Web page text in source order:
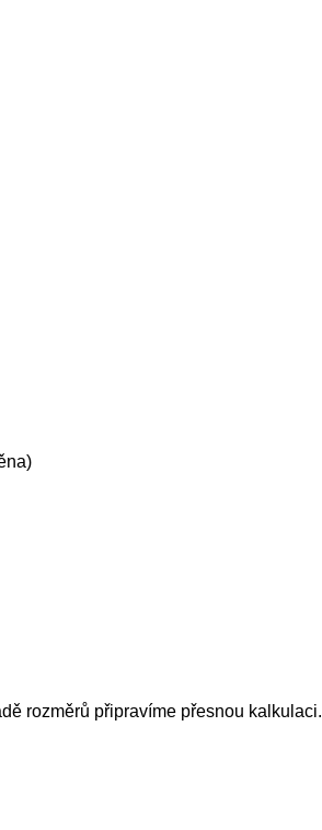
rozměrů připravíme přesnou kalkulaci.